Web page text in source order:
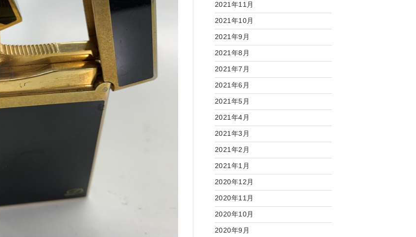
2021年11月
2021年10月
2021年9月
2021年8月
2021年7月
2021年6月
2021年5月
2021年4月
2021年3月
2021年2月
2021年1月
2020年12月
2020年11月
2020年10月
2020年9月